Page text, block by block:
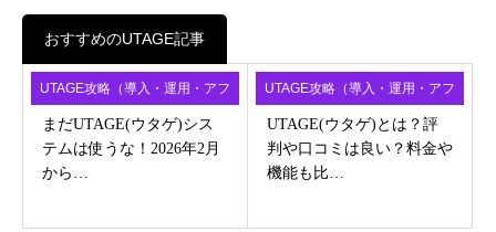
おすすめのUTAGE記事
UTAGE攻略（導入・運用・アフ
ィ）
まだUTAGE(ウタゲ)シス
テムは使うな！2026年2月
から…
UTAGE攻略（導入・運用・アフ
ィ）
UTAGE(ウタゲ)とは？評
判や口コミは良い？料金や
機能も比…